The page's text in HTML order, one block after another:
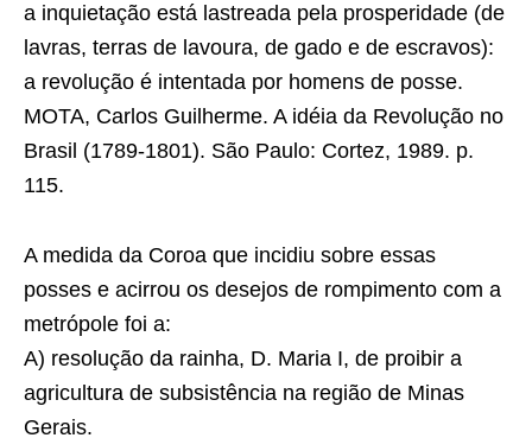
a inquietação está lastreada pela prosperidade (de
lavras, terras de lavoura, de gado e de escravos):
a revolução é intentada por homens de posse.
MOTA, Carlos Guilherme. A idéia da Revolução no
Brasil (1789-1801). São Paulo: Cortez, 1989. p.
115.
A medida da Coroa que incidiu sobre essas
posses e acirrou os desejos de rompimento com a
metrópole foi a:
A) resolução da rainha, D. Maria I, de proibir a
agricultura de subsistência na região de Minas
Gerais.